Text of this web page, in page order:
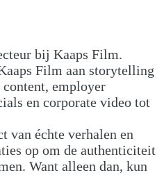
bij Kaaps Film.
Film aan storytelling
employer
en corporate video tot
van échte verhalen en
op om de authenticiteit
Want alleen dan, kun